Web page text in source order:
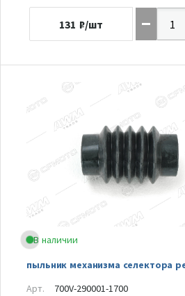
131 ₽/шт
В наличии
пыльник механизма селектора
Арт.
700V-290001-1700